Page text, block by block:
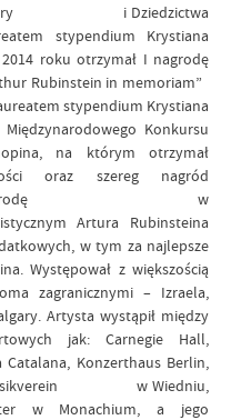
Kultury i Dziedzictwa
stypendium Krystiana
otrzymał I nagrodę
Rubinstein in memoriam”
stypendium Krystiana
Konkursu
na którym otrzymał
oraz szereg nagród
zdobył I nagrodę w
Artura Rubinsteina
w tym za najlepsze
Występował z większością
zagranicznymi – Izraela,
Artysta wystąpił między
jak: Carnegie Hall,
Konzerthaus Berlin,
Musikverein w Wiedniu,
w Monachium, a jego